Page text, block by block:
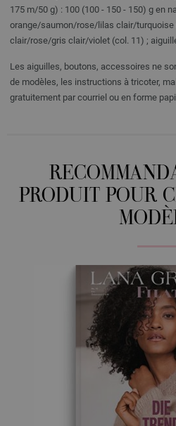
175 m/50 g) : 100 (100 - 150 - 150) g en
orange/saumon/rose/lilas clair/turquoise
clair/rose/gris clair/violet (col. 11) ;
Les aiguilles, boutons, accessoires ne
de modèles, les instructions à tricoter,
gratuitement par courriel ou en forme
PRODUIT POUR